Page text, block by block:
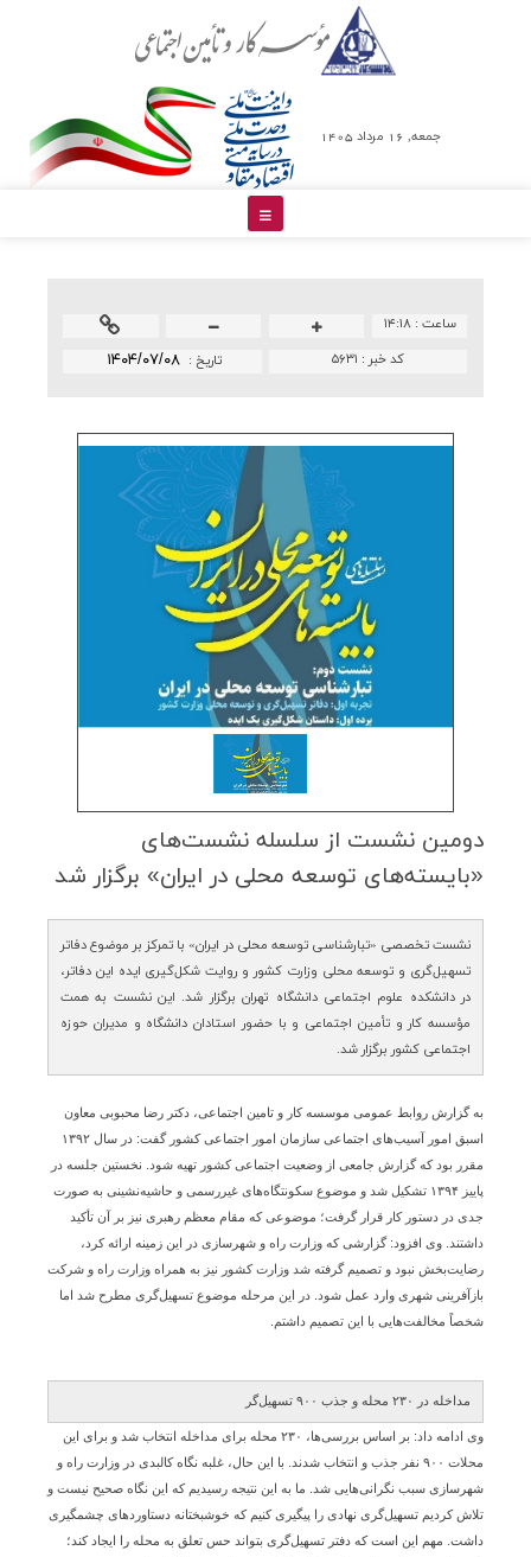
جمعه, 16 مرداد 1405
ساعت :۱۴:۱۸
تاريخ : ۱۴۰۴/۰۷/۰۸ کد خبر : ۵۶۳۱
دومین نشست از سلسله نشست‌های
«بایسته‌های توسعه محلی در ایران» برگزار شد
نشست تخصصی «تبارشناسی توسعه محلی در ایران» با تمرکز بر موضوع دفاتر
تسهیل‌گری و توسعه محلی وزارت کشور و روایت شکل‌گیری ایده این دفاتر،
در دانشکده علوم اجتماعی دانشگاه تهران برگزار شد. این نشست به همت
مؤسسه کار و تأمین اجتماعی و با حضور استادان دانشگاه و مدیران حوزه
اجتماعی کشور برگزار شد.
به گزارش روابط عمومی موسسه کار و تامین اجتماعی، دکتر رضا محبوبی معاون
اسبق امور آسیب‌های اجتماعی سازمان امور اجتماعی کشور گفت: در سال ۱۳۹۲
مقرر بود که گزارش جامعی از وضعیت اجتماعی کشور تهیه شود. نخستین جلسه در
پاییز ۱۳۹۴ تشکیل شد و موضوع سکونتگاه‌های غیررسمی و حاشیه‌نشینی به صورت
جدی در دستور کار قرار گرفت؛ موضوعی که مقام معظم رهبری نیز بر آن تأکید
داشتند. وی افزود: گزارشی که وزارت راه و شهرسازی در این زمینه ارائه کرد،
رضایت‌بخش نبود و تصمیم گرفته شد وزارت کشور نیز به همراه وزارت راه و شرکت
بازآفرینی شهری وارد عمل شود. در این مرحله موضوع تسهیل‌گری مطرح شد اما
شخصاً مخالفت‌هایی با این تصمیم داشتم.
مداخله در ۲۳۰ محله و جذب ۹۰۰ تسهیل‌گر
وی ادامه داد: بر اساس بررسی‌ها، ۲۳۰ محله برای مداخله انتخاب شد و برای این
محلات ۹۰۰ نفر جذب و انتخاب شدند. با این حال، غلبه نگاه کالبدی در وزارت راه و
شهرسازی سبب نگرانی‌هایی شد. ما به این نتیجه رسیدیم که این نگاه صحیح نیست و
تلاش کردیم تسهیل‌گری نهادی را پیگیری کنیم که خوشبختانه دستاوردهای چشمگیری
داشت. مهم این است که دفتر تسهیل‌گری بتواند حس تعلق به محله را ایجاد کند؛